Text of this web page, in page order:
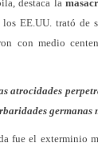
destaca la
EE.UU. trató de
con medio
atrocidades
germanas
fue el exterminio